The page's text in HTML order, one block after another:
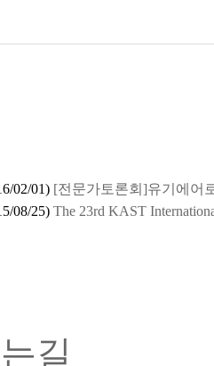
02/01) [전문가토론회]유기에어
08/25) The 23rd KAST
길